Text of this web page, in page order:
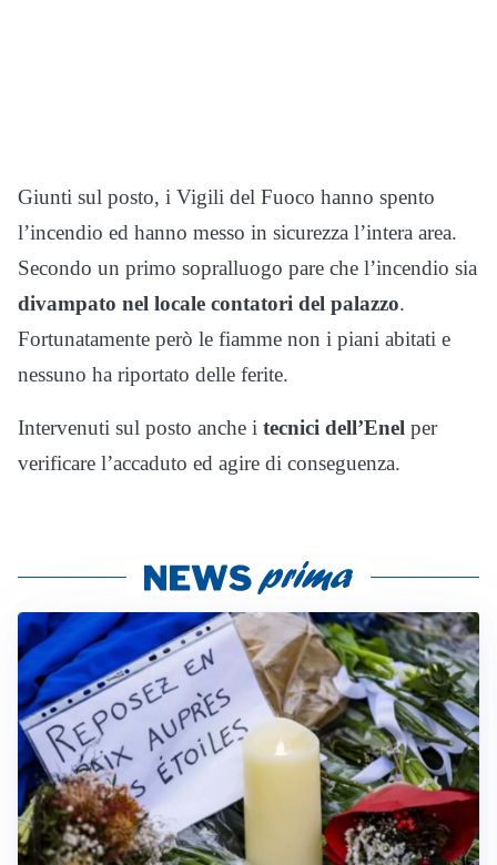
Giunti sul posto, i Vigili del Fuoco hanno spento
l’incendio ed hanno messo in sicurezza l’intera area.
Secondo un primo sopralluogo pare che l’incendio sia
divampato nel locale contatori del palazzo.
Fortunatamente però le fiamme non i piani abitati e
nessuno ha riportato delle ferite.
Intervenuti sul posto anche i tecnici dell’Enel per
verificare l’accaduto ed agire di conseguenza.